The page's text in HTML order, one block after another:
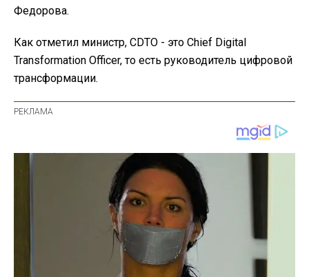
Федорова.
Как отметил министр, CDTO - это Chief Digital
Transformation Officer, то есть руководитель цифровой
трансформации.